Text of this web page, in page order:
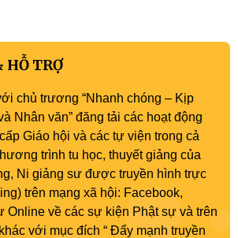
HỖ TRỢ
chủ trương “Nhanh chóng – Kịp
Nhân văn” đăng tải các hoạt động
Giáo hội và các tự viện trong cả
trình tu học, thuyết giảng của
Ni giảng sư được truyền hình trực
trên mạng xã hội: Facebook,
Online về các sự kiện Phật sự và trên
với mục đích “ Đẩy mạnh truyền